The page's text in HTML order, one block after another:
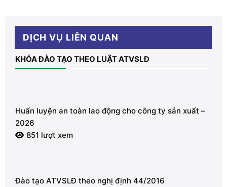
DỊCH VỤ LIÊN QUAN
KHÓA ĐÀO TẠO THEO LUẬT ATVSLĐ
Huấn luyện an toàn lao động cho công ty sản xuất –
2026
851 lượt xem
Đào tạo ATVSLĐ theo nghị định 44/2016